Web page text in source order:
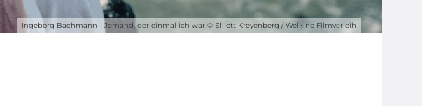
Ingeborg Bachmann - Jemand, der einmal ich war © Elliott Kreyenberg / Welkino Filmverleih